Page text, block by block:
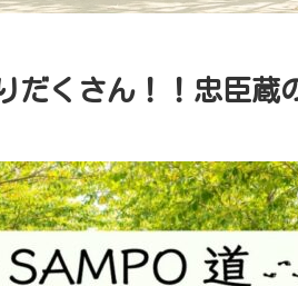
だくさん！！忠臣蔵